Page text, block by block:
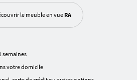
le meubleen vue RA
semaines
votre domicile